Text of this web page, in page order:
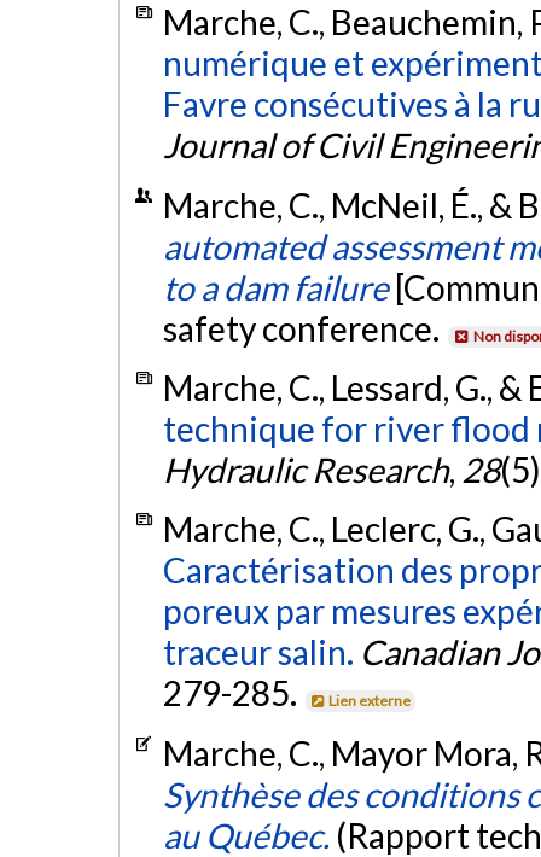
Marche, C., Beauchemin,
numérique et
Favre consécutives à la
Journal of Civil
Marche, C., McNeil, É., &
automated assessment
to a dam failure
safety conference.
Non
Marche, C., Lessard, G.,
technique for river flood
Hydraulic Research, 28
Marche, C., Leclerc, G.,
Caractérisation des
poreux par mesures
traceur salin. Canadian
279-285.
Lien externe
Marche, C., Mayor Mora,
Synthèse des conditions
au Québec. (Rapport